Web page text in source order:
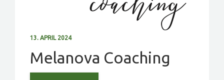
13. APRIL 2024
Melanova Coaching